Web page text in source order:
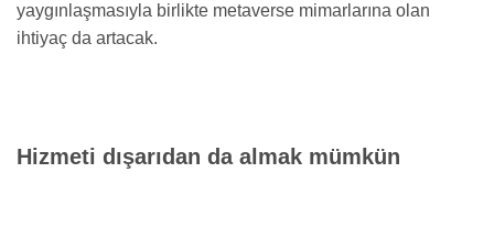
yaygınlaşmasıyla birlikte metaverse mimarlarına olan
ihtiyaç da artacak.
Hizmeti dışarıdan da almak mümkün